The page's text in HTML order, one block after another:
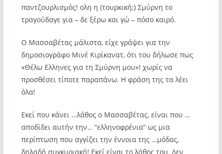
παντζουρλισμός! ολη η (τουρκική;) Σμύρνη το
τραγούδαγε για – δε ξέρω και γώ – πόσο καιρό.
Ο Μασσαβέτας μάλιστα, είχε γράψει για την
δημοσιογράφο Μινέ Κιρίκανατ, ότι του δήλωσε πως
«Θέλω Ελληνες για τη Σμύρνη μου»! χωρίς να
προσθέσει τίποτε παραπάνω. Η φράση της τα λέει
όλα!
Εκεί που κάνει …λάθος ο Μασσαβέτας, είναι που …
αποδίδει αυτήν την… “ελληνοφρένια” ως μια
περίπτωση που αγγίζει την έννοια της …μόδας,
δηλαδή συγκυριακή! Εκεί είναι το λάθος του. Δεν